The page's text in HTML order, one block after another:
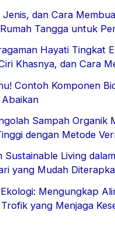
dan Cara
Tangga untuk
Hayati Tingkat
Khasnya, dan Cara
Contoh Komponen
Sampah Organik
dengan Metode
Sustainable Living
yang Mudah
Mengungkap
yang Menjaga